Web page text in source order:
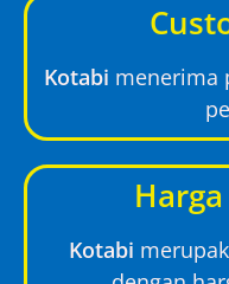
Kotabi menerima
Kotabi